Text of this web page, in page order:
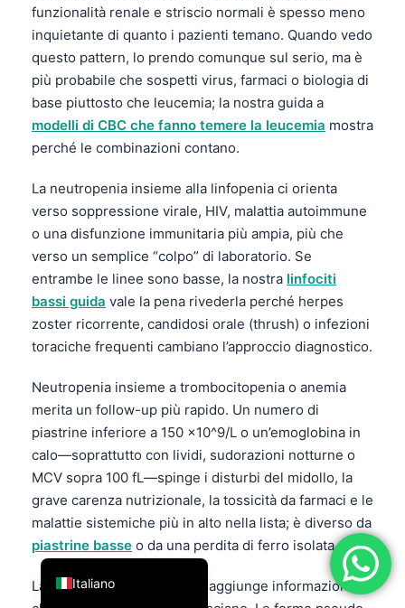
funzionalità renale e striscio normali è spesso meno
inquietante di quanto i pazienti temano. Quando vedo
questo pattern, lo prendo comunque sul serio, ma è
più probabile che sospetti virus, farmaci o biologia di
base piuttosto che leucemia; la nostra guida a
modelli di CBC che fanno temere la leucemia mostra
perché le combinazioni contano.
La neutropenia insieme alla linfopenia ci orienta
verso soppressione virale, HIV, malattia autoimmune
o una disfunzione immunitaria più ampia, più che
verso un semplice “colpo” di laboratorio. Se
entrambe le linee sono basse, la nostra linfociti
bassi guida vale la pena rivederla perché herpes
zoster ricorrente, candidosi orale (thrush) o infezioni
toraciche frequenti cambiano l’approccio diagnostico.
Neutropenia insieme a trombocitopenia o anemia
merita un follow-up più rapido. Un numero di
piastrine inferiore a 150 ×10^9/L o un’emoglobina in
calo—soprattutto con lividi, sudorazioni notturne o
MCV sopra 100 fL—spinge i disturbi del midollo, la
grave carenza nutrizionale, la tossicità da farmaci e le
malattie sistemiche più in alto nella lista; è diverso da
piastrine basse o da una perdita di ferro isolata.
La morfologia dello striscio aggiunge informazioni
Italiano
English
Deutsch
العربية
Français
עִבְרִית
Español
Ελληνικά
Türkçe
Română
简体中文
فارسی
Български
Nederlands
हिन्दी
Bahasa Indonesia
Հայերեն
Íslenska